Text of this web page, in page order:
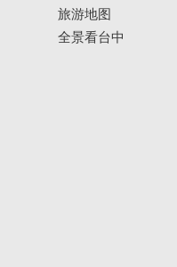
旅游地图
全景看台中